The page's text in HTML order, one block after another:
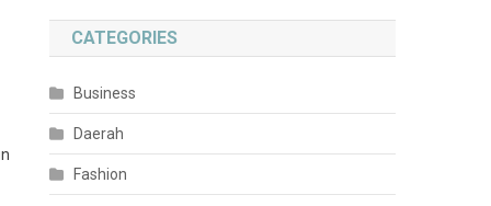
CATEGORIES
Business
Daerah
Fashion